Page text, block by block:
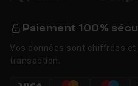
Paiement 100%
Vos données sont chiffrées
transaction.